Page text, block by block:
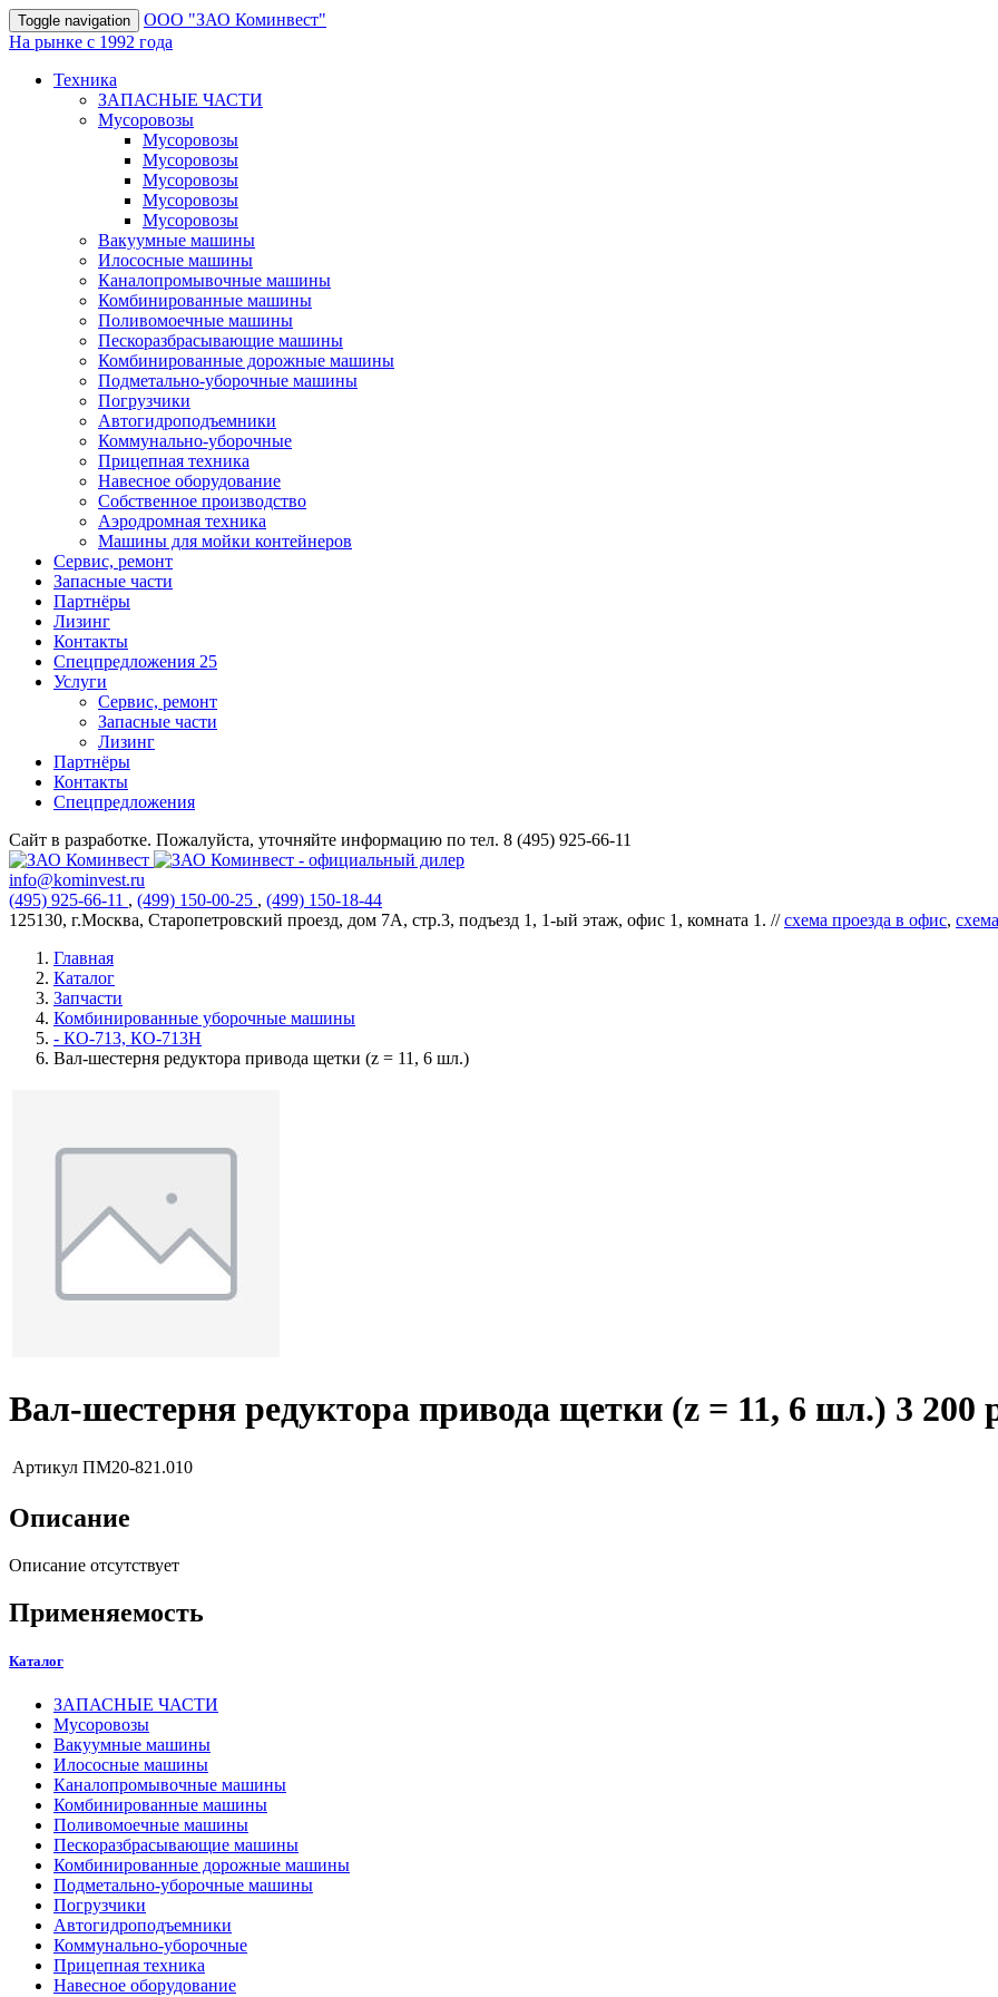
Toggle navigation
OOO "ЗАО Коминвест"
На рынке с 1992 года
Техника
ЗАПАСНЫЕ ЧАСТИ
Мусоровозы
Мусоровозы
Мусоровозы
Мусоровозы
Мусоровозы
Мусоровозы
Вакуумные машины
Илососные машины
Каналопромывочные машины
Комбинированные машины
Поливомоечные машины
Пескоразбрасывающие машины
Комбинированные дорожные машины
Подметально-уборочные машины
Погрузчики
Автогидроподъемники
Коммунально-уборочные
Прицепная техника
Навесное оборудование
Собственное производство
Аэродромная техника
Машины для мойки контейнеров
Сервис, ремонт
Запасные части
Партнёры
Лизинг
Контакты
Спецпредложения 25
Услуги
Сервис, ремонт
Запасные части
Лизинг
Партнёры
Контакты
Спецпредложения
Сайт в разработке. Пожалуйста, уточняйте информацию по тел. 8 (495) 925-66-11
info@kominvest.ru
(495) 925-66-11 , (499) 150-00-25 , (499) 150-18-44
125130, г.Москва, Старопетровский проезд, дом 7А, стр.3, подъезд 1, 1-ый этаж, офис 1, комната 1. //схема проезда в офис,
Главная
Каталог
Запчасти
Комбинированные уборочные машины
- КО-713, КО-713Н
Вал-шестерня редуктора привода щетки (z = 11, 6 шл.)
Вал-шестерня редуктора привода щетки (z = 11, 6 шл.) 3 200
Артикул ПМ20-821.010
Описание
Описание отсутствует
Применяемость
Каталог
ЗАПАСНЫЕ ЧАСТИ
Мусоровозы
Вакуумные машины
Илососные машины
Каналопромывочные машины
Комбинированные машины
Поливомоечные машины
Пескоразбрасывающие машины
Комбинированные дорожные машины
Подметально-уборочные машины
Погрузчики
Автогидроподъемники
Коммунально-уборочные
Прицепная техника
Навесное оборудование